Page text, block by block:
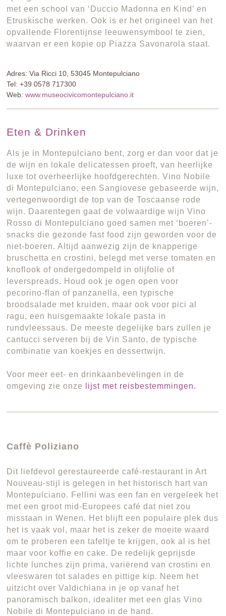
met een school van ‘Duccio Madonna en Kind’ en
Etruskische werken. Ook is er het origineel van het
opvallende Florentijnse leeuwensymbool te zien,
waarvan er een kopie op Piazza Savonarola staat.
Adres: Via Ricci 10, 53045 Montepulciano
Tel: +39 0578 717300
Web:www.museocivicomontepulciano.it
Eten & Drinken
Als je in Montepulciano bent, zorg er dan voor dat je
de wijn en lokale delicatessen proeft, van heerlijke
luxe tot overheerlijke hoofdgerechten. Vino Nobile
di Montepulciano, een Sangiovese gebaseerde wijn,
vertegenwoordigt de top van de Toscaanse rode
wijn. Daarentegen gaat de volwaardige wijn Vino
Rosso di Montepulciano goed samen met ‘boeren’-
snacks die gezonde fast food zijn geworden voor de
niet-boeren. Altijd aanwezig zijn de knapperige
bruschetta en crostini, belegd met verse tomaten en
knoflook of ondergedompeld in olijfolie of
leverspreads. Houd ook je ogen open voor
pecorino-flan of panzanella, een typische
broodsalade met kruiden, maar ook voor pici al
ragu, een huisgemaakte lokale pasta in
rundvleessaus. De meeste degelijke bars zullen je
cantucci serveren bij de Vin Santo, de typische
combinatie van koekjes en dessertwijn.
Voor meer eet- en drinkaanbevelingen in de
omgeving zie onze
lijst met reisbestemmingen.
Caffè Poliziano
Dit liefdevol gerestaureerde café-restaurant in Art
Nouveau-stijl is gelegen in het historisch hart van
Montepulciano. Fellini was een fan en vergeleek het
met een groot mid-Europees café dat niet zou
misstaan in Wenen. Het blijft een populaire plek dus
het is vaak vol, maar het is zeker de moeite waard
om te proberen een tafeltje te krijgen, ook al is het
maar voor koffie en cake. De redelijk geprijsde
lichte lunches zijn prima, variërend van crostini en
vleeswaren tot salades en pittige kip. Neem het
uitzicht over Valdichiana in je op vanaf het
panoramisch balkon, idealiter met een glas Vino
Nobile di Montepulciano in de hand.